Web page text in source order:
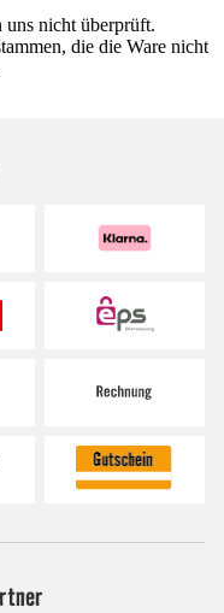
nicht überprüft.
die die Ware nicht